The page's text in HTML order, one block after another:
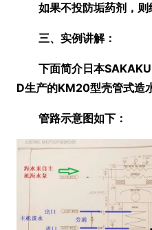
如果不投防垢药剂，则
三、实例讲解：
下面简介日本
D生产的KM20型壳管式造
管路示意图如下：